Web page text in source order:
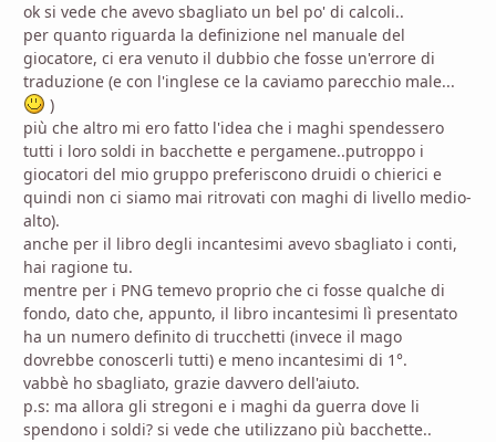
ok si vede che avevo sbagliato un bel po' di calcoli..
per quanto riguarda la definizione nel manuale del
giocatore, ci era venuto il dubbio che fosse un'errore di
traduzione (e con l'inglese ce la caviamo parecchio male...
)
più che altro mi ero fatto l'idea che i maghi spendessero
tutti i loro soldi in bacchette e pergamene..putroppo i
giocatori del mio gruppo preferiscono druidi o chierici e
quindi non ci siamo mai ritrovati con maghi di livello medio-
alto).
anche per il libro degli incantesimi avevo sbagliato i conti,
hai ragione tu.
mentre per i PNG temevo proprio che ci fosse qualche di
fondo, dato che, appunto, il libro incantesimi lì presentato
ha un numero definito di trucchetti (invece il mago
dovrebbe conoscerli tutti) e meno incantesimi di 1°.
vabbè ho sbagliato, grazie davvero dell'aiuto.
p.s: ma allora gli stregoni e i maghi da guerra dove li
spendono i soldi? si vede che utilizzano più bacchette..